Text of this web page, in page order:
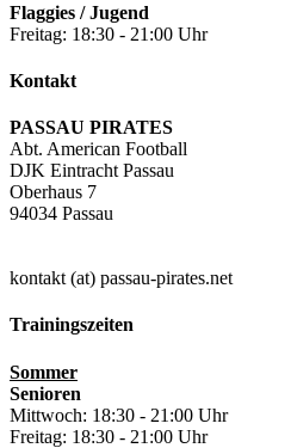
Flaggies / Jugend
Freitag: 18:30 - 21:00 Uhr
Kontakt
PASSAU PIRATES
Abt. American Football
DJK Eintracht Passau
Oberhaus 7
94034 Passau
kontakt (at) passau-pirates.net
Trainingszeiten
Sommer
Senioren
Mittwoch: 18:30 - 21:00 Uhr
Freitag: 18:30 - 21:00 Uhr